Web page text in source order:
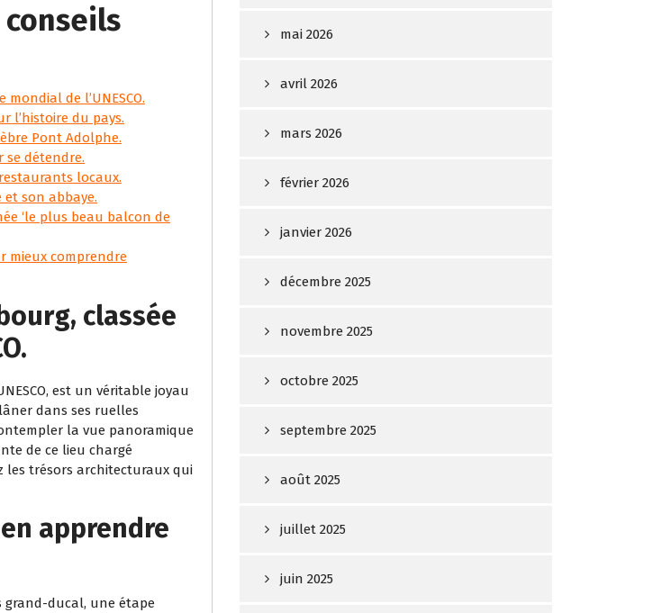
de l’UNESCO.
l’histoire du pays.
Pont Adolphe.
se détendre.
locaux.
son abbaye.
‘le plus beau balcon de
mieux comprendre
classée
est un véritable joyau
dans ses ruelles
la vue panoramique
de ce lieu chargé
les trésors architecturaux qui
apprendre
grand-ducal, une étape
mai 2026
avril 2026
mars 2026
février 2026
janvier 2026
décembre 2025
novembre 2025
octobre 2025
septembre 2025
août 2025
juillet 2025
juin 2025